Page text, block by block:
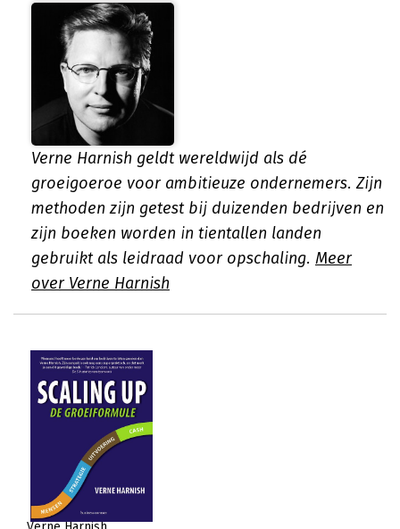
Verne Harnish geldt wereldwijd als dé
groeigoeroe voor ambitieuze ondernemers. Zijn
methoden zijn getest bij duizenden bedrijven en
zijn boeken worden in tientallen landen
gebruikt als leidraad voor opschaling. Meer
over Verne Harnish